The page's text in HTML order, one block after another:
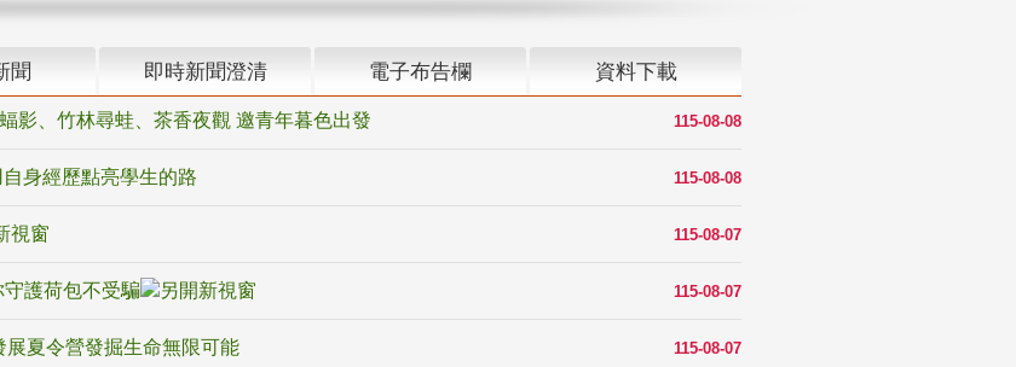
聞 即時新聞澄清 電子布告欄 資料下載
115-08-08
影、竹林尋蛙、茶香夜觀 邀青年暮色出發
115-08-08
身經歷點亮學生的路
115-08-07
115-08-07
護荷包不受騙
115-08-07
夏令營發掘生命無限可能